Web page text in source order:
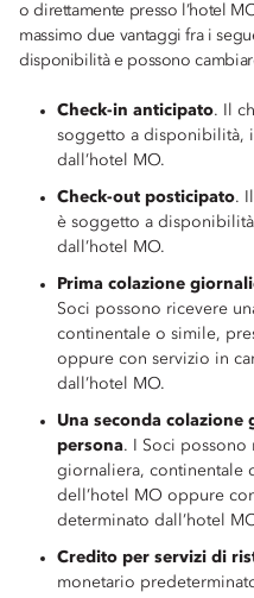
o direttamente presso l’hotel
massimo due vantaggi fra i
disponibilità e possono
Check-in anticipato. Il
soggetto a disponibilità,
dall’hotel MO.
Check-out posticipato.
è soggetto a
dall’hotel MO.
Prima colazione
Soci possono ricevere
continentale o simile,
oppure con servizio in
dall’hotel MO.
Una seconda
persona. I Soci possono
giornaliera, continentale
dell’hotel MO oppure
determinato dall’hotel
Credito per servizi di
monetario